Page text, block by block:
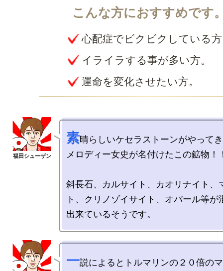
心配症でビクビクしている
イライラする事が多い方。
運命を変化させたい方。
素晴らしいケセラストーンがやって
メロディー女史が名付けたこの鉱物！
斜長石、カルサイト、カオリナイト、
ト、クリノゾイサイト、オパール等が
一説によるとトルマリンの２０倍の